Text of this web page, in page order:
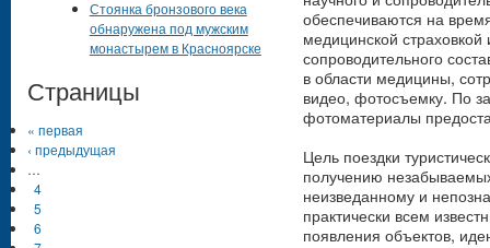
обеспечиваются на
медицинской
сопроводительного
в области медицины,
видео, фотосъемку. По
фотоматериалы
Цель поездки
получению
неизведанному и
практически всем
появления объектов,
Стоянка бронзового века
обнаружена под мужским
монастырем в Красноярске
Страницы
« первая
‹ предыдущая
…
4
5
6